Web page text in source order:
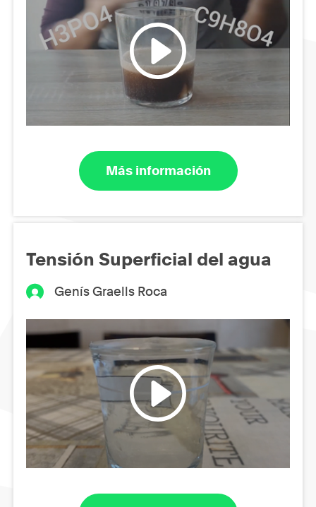
Más información
Tensión Superficial del agua
Genís Graells Roca